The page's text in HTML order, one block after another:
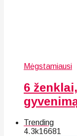
Mėgstamiausi
6
Trending
4.3k16681